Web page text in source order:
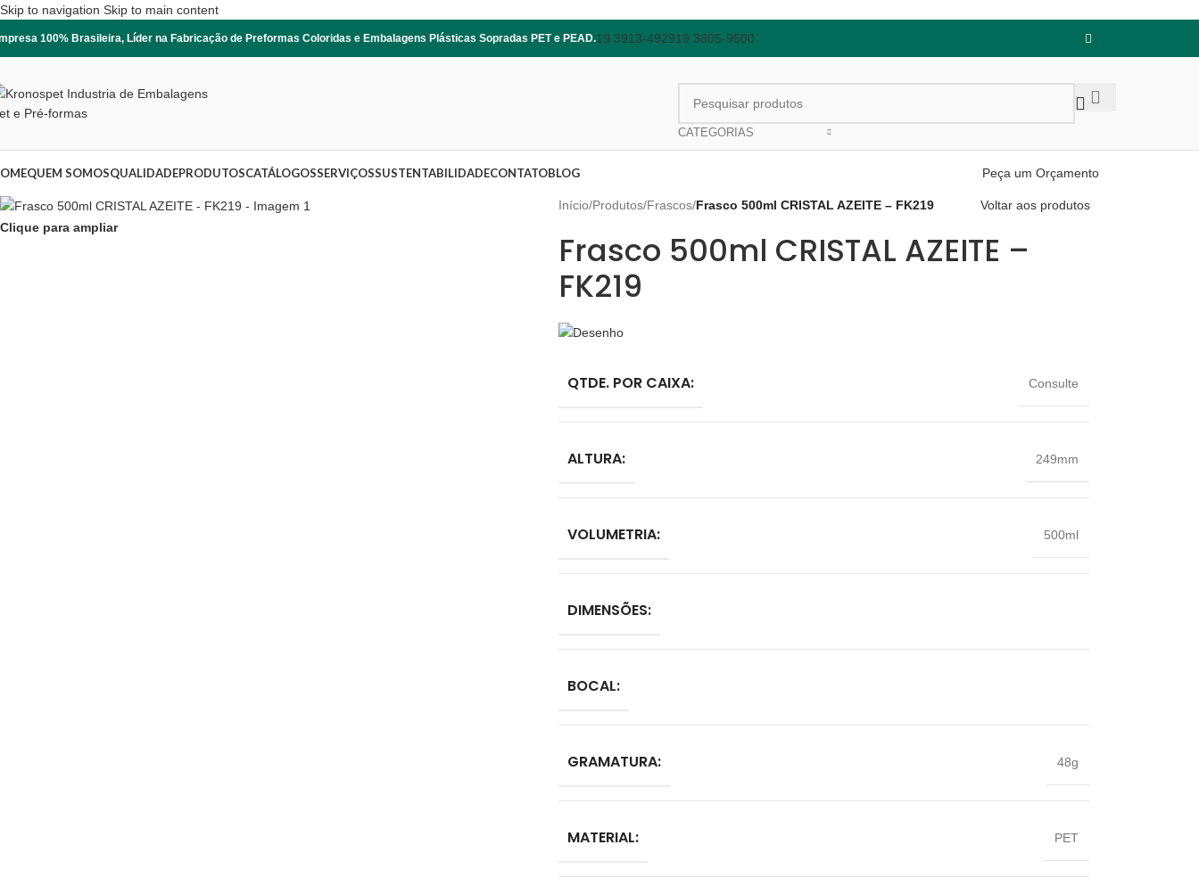
Skip to navigation Skip to main content
100% Brasileira, Líder na Fabricação de Preformas Coloridas e Embalagens Plásticas Sopradas PET e PEAD.19 3913-492919 3805-9500
CATEGORIAS
QUEM SOMOSQUALIDADEPRODUTOSCATÁLOGOSSERVIÇOSSUSTENTABILIDADECONTATOBLOG Peça um Orçamento
Clique para ampliar
Início/Produtos/Frascos/Frasco 500ml CRISTAL AZEITE – FK219 Voltar aos produtos
Frasco 500ml CRISTAL AZEITE –
FK219
QTDE. POR CAIXA: Consulte
ALTURA: 249mm
VOLUMETRIA: 500ml
DIMENSÕES:
BOCAL:
GRAMATURA: 48g
MATERIAL: PET